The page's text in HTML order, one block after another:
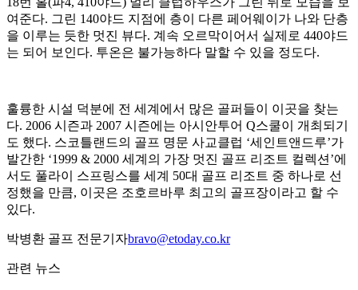
여준다. 그린 140야드 지점에 층이 다른 페어웨이가 나와 단층
을 이루는 듯한 멋진 뷰다. 계속 오르막이어서 실제로 440야드
는 되어 보인다. 투온은 불가능하다 말할 수 있을 정도다.
훌륭한 시설 덕분에 전 세계에서 많은 골퍼들이 이곳을 찾는
다. 2006 시즌과 2007 시즌에는 아시안투어 Q스쿨이 개최되기
도 했다. 스코틀랜드의 골프 명문 사교클럽 ‘세인트앤드루’가
발간한 ‘1999 & 2000 세계의 가장 멋진 골프 리조트 컬렉션’에
서도 풀라이 스프링스를 세계 50대 골프 리조트 중 하나로 선
정했을 만큼, 이곳은 조호르바루 최고의 골프장이라고 할 수
있다.
박병환 골프 전문기자bravo@etoday.co.kr
관련 뉴스